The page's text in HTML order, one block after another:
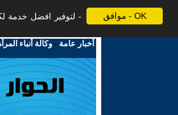
موافق - OK
لتوفير افضل خدمة
أخبار عامة -وكالة أنباء